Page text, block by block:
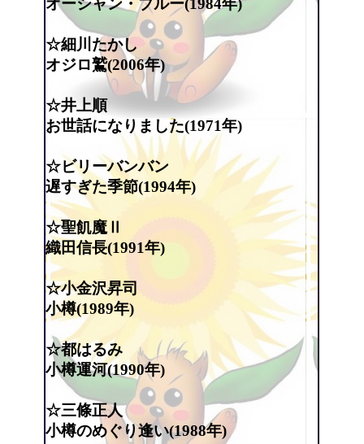
オーシャン・ブルー(1984年)
☆細川たかし
オジロ鷲(2006年)
☆井上順
お世話になりました(1971年)
☆ビリーバンバン
遅すぎた季節(1994年)
☆聖飢魔Ⅱ
織田信長(1991年)
☆小金沢昇司
小樽(1989年)
☆都はるみ
小樽運河(1990年)
☆三條正人
小樽のめぐり逢い(1988年)